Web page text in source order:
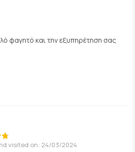
φαγητό και την εξυπηρέτηση σας
visited on: 24/03/2024